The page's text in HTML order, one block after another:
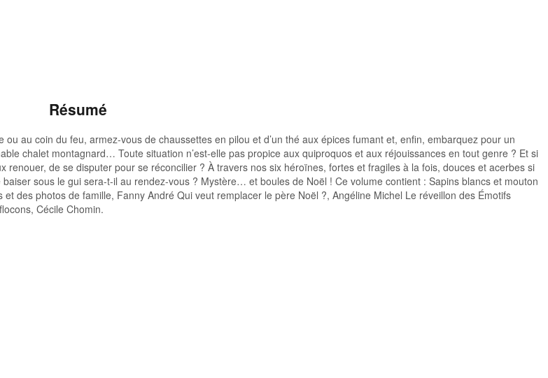
Résumé
au coin du feu, armez-vous de chaussettes en pilou et d’un thé aux épices fumant et, enfin, embarquez pour un
chalet montagnard… Toute situation n’est-elle pas propice aux quiproquos et aux réjouissances en tout genre ? Et si
renouer, de se disputer pour se réconcilier ? À travers nos six héroïnes, fortes et fragiles à la fois, douces et acerbes si
sous le gui sera-t-il au rendez-vous ? Mystère… et boules de Noël ! Ce volume contient : Sapins blancs et mouton
des photos de famille, Fanny André Qui veut remplacer le père Noël ?, Angéline Michel Le réveillon des Émotifs
Cécile Chomin.